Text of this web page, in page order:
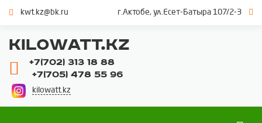
kwt.kz@bk.ru г.Актобе, ул.Есет-Батыра 107/2-3
KILOWATT.KZ
+7(702) 313 18 88
+7(705) 478 55 96
kilowatt.kz